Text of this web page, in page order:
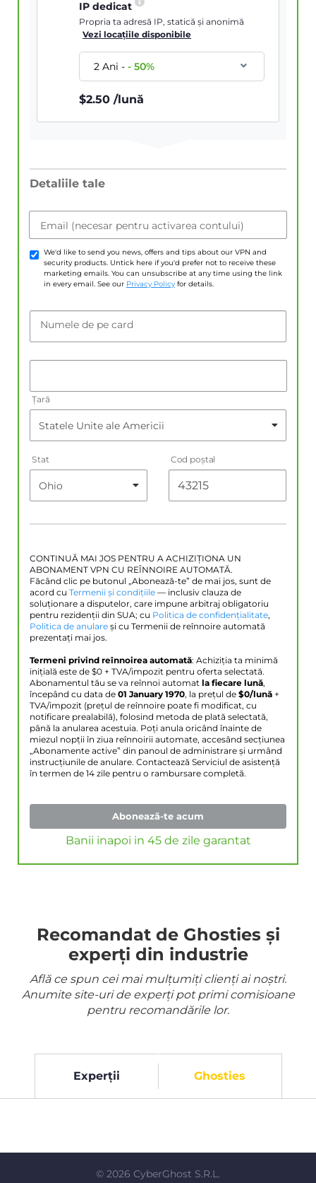
IP dedicat
Propria ta adresă IP, statică și anonimă
Vezi locațiile disponibile
2 Ani--50%
$2.50 /lună
Detaliile tale
Email (necesar pentru activarea contului)
We'd like to send you news, offers and tips about our VPN and
security products. Untick here if you'd prefer not to receive these
marketing emails. You can unsubscribe at any time using the link
in every email. See our Privacy Policy for details.
Numele de pe card
Țară
Stat Cod poştal
CONTINUĂ MAI JOS PENTRU A ACHIZIȚIONA UN
ABONAMENT VPN CU REÎNNOIRE AUTOMATĂ.
Făcând clic pe butonul „Abonează-te” de mai jos, sunt de
acord cu Termenii și condițiile — inclusiv clauza de
soluționare a disputelor, care impune arbitraj obligatoriu
pentru rezidenții din SUA; cu Politica de confidențialitate,
Politica de anulare și cu Termenii de reînnoire automată
prezentați mai jos.
Termeni privind reînnoirea automată: Achiziția ta minimă
inițială este de $0 + TVA/impozit pentru oferta selectată.
Abonamentul tău se va reînnoi automat la fiecare lună,
începând cu data de 01 January 1970, la prețul de $0/lună +
TVA/impozit (prețul de reînnoire poate fi modificat, cu
notificare prealabilă), folosind metoda de plată selectată,
până la anularea acestuia. Poți anula oricând înainte de
miezul nopții în ziua reînnoirii automate, accesând secțiunea
„Abonamente active” din panoul de administrare și urmând
instrucțiunile de anulare. Contactează Serviciul de asistență
în termen de 14 zile pentru o rambursare completă.
Abonează-te acum
Banii inapoi in 45 de zile garantat
Recomandat de Ghosties și
experți din industrie
Află ce spun cei mai mulțumiți clienți ai noștri.
Anumite site-uri de experți pot primi comisioane
pentru recomandările lor.
Experții Ghosties
© 2026 CyberGhost S.R.L.